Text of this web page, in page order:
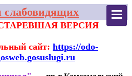
слабовидящих
ВЕРСИЯ
сайт: https://odo-